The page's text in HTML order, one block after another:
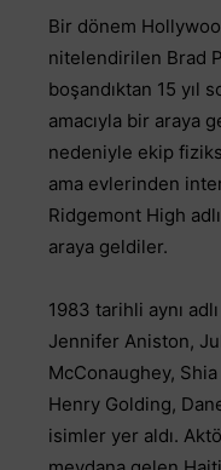
Bir dönem
nitelendirilen Brad
boşandıktan 15 yıl
amacıyla bir araya
nedeniyle ekip
ama evlerinden
Ridgemont High
araya geldiler.
1983 tarihli aynı
Jennifer Aniston,
McConaughey,
Henry Golding,
isimler yer aldı.